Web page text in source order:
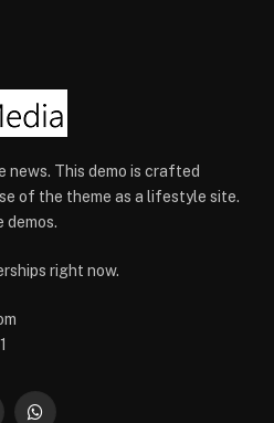
This demo is crafted
of the theme as a lifestyle site.
demos.
right now.